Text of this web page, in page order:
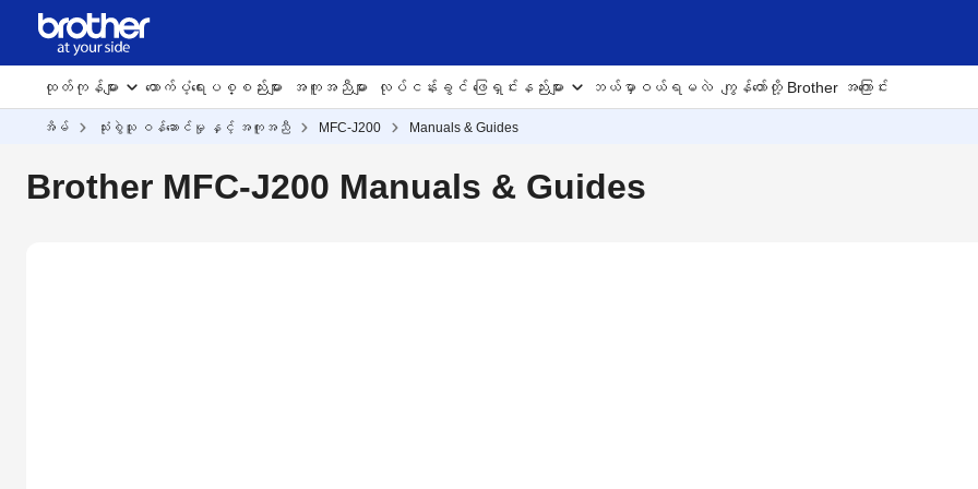
ထုတ်ကုန်များ ထောက်ပံ့ရေးပစ္စည်းများ အကူအညီများ လုပ်ငန်းခွင် ဖြေရှင်းနည်းများ ဘယ်မှာဝယ်ရမလဲ ကျွန်တော်တို့ Brother အကြောင်း
အိမ် သုံးစွဲသူ ဝန်ဆောင်မှု နှင့် အကူအညီ MFC-J200 Manuals & Guides
Brother MFC-J200 Manuals & Guides